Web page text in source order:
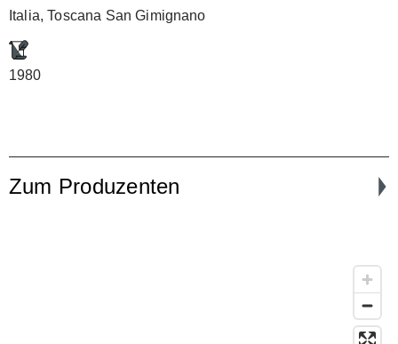
Italia, Toscana San Gimignano
1980
Zum Produzenten